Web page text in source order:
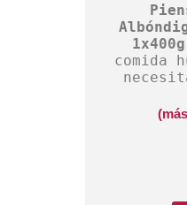
comida